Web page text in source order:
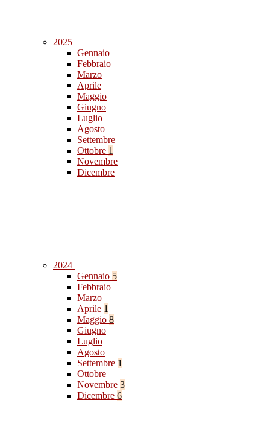
2025
Gennaio
Febbraio
Marzo
Aprile
Maggio
Giugno
Luglio
Agosto
Settembre
Ottobre 1
Novembre
Dicembre
2024
Gennaio 5
Febbraio
Marzo
Aprile 1
Maggio 8
Giugno
Luglio
Agosto
Settembre 1
Ottobre
Novembre 3
Dicembre 6